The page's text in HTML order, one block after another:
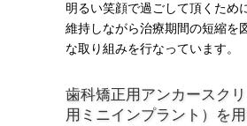
明るい笑顔で過ごして頂くため
維持しながら治療期間の短縮を
な取り組みを行なっています。
歯科矯正用アンカースク
用ミニインプラント）を